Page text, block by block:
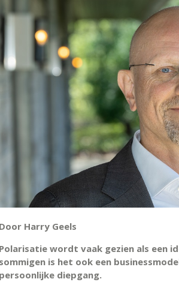
Door Harry Geels
Polarisatie wordt vaak gezien als een
sommigen is het ook een
persoonlijke diepgang.